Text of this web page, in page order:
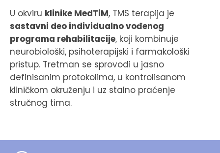
U okviru klinike MedTiM, TMS terapija je
sastavni deo individualno vođenog
programa rehabilitacije, koji kombinuje
neurobiološki, psihoterapijski i farmakološki
pristup. Tretman se sprovodi u jasno
definisanim protokolima, u kontrolisanom
kliničkom okruženju i uz stalno praćenje
stručnog tima.